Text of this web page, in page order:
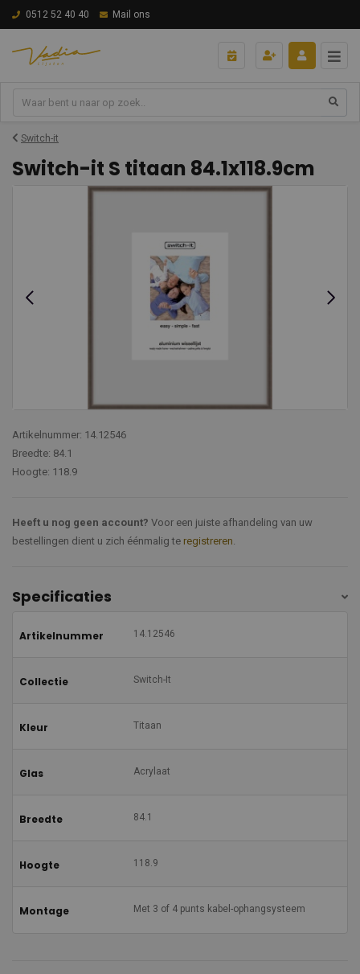
0512 52 40 40 Mail ons
Switch-it
Switch-it S titaan 84.1x118.9cm
Artikelnummer: 14.12546
Breedte: 84.1
Hoogte: 118.9
Heeft u nog geen account? Voor een juiste afhandeling van uw
bestellingen dient u zich éénmalig te registreren.
Specificaties
Artikelnummer 14.12546
Collectie Switch-It
Kleur Titaan
Glas Acrylaat
Breedte 84.1
Hoogte 118.9
Montage Met 3 of 4 punts kabel-ophangsysteem